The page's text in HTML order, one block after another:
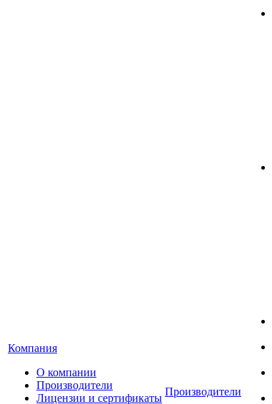
Компания
О компании
Производители
Лицензии и сертификаты
Производители